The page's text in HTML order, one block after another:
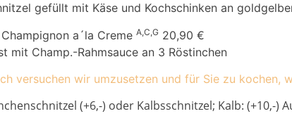
gefüllt mit Käse und Kochschinken an
a´la Creme A,C,G 20,90 €
mit Champ.-Rahmsauce an 3 Röstinchen
versuchen wir umzusetzen und für Sie zu kochen,
(+6,-) oder Kalbsschnitzel; Kalb: (+10,-)